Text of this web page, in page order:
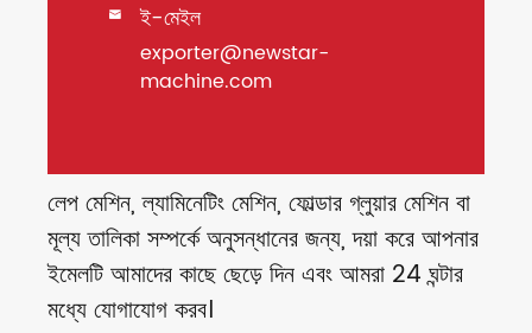
 ই-মেইল
exporter@newstar-
machine.com
লেপ মেশিন, ল্যামিনেটিং মেশিন, ফোল্ডার গ্লুয়ার মেশিন বা
মূল্য তালিকা সম্পর্কে অনুসন্ধানের জন্য, দয়া করে আপনার
ইমেলটি আমাদের কাছে ছেড়ে দিন এবং আমরা 24 ঘন্টার
মধ্যে যোগাযোগ করব।